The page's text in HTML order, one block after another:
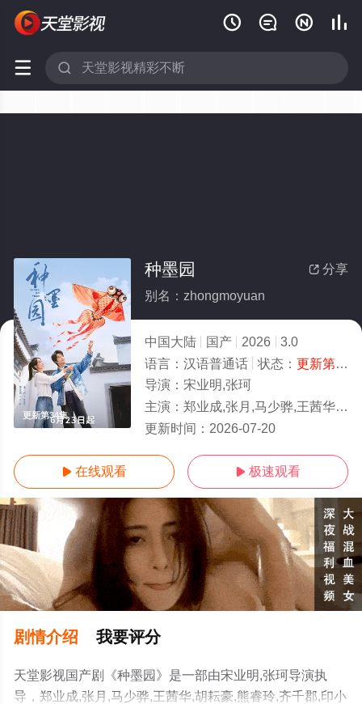
   
 
更新第34集
 分享
种墨园
别名：zhongmoyuan
中国大陆 国产 2026
3.0
语言： 汉语普通话 状态： 更新第34集
导演： 宋业明,张珂
主演： 郑业成,张月,马少骅,王茜华,胡耘豪,熊睿玲,齐千郡,印小天,宋禹,瑛子,王劲松,丁勇岱,
更新时间： 2026-07-20
 在线观看  极速观看
剧情介绍 我要评分
天堂影视国产剧《种墨园》是一部由宋业明,张珂导演执
导，郑业成,张月,马少骅,王茜华,胡耘豪,熊睿玲,齐千郡,印小